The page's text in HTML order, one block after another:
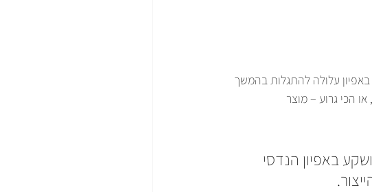
עלולה להתגלות בהמשך
הכי גרוע – מוצר
באפיון הנדסי